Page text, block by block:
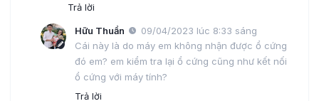
Trả lời
Hữu Thuần
09/04/2023 lúc 8:33 sáng
Cái này là do máy em không nhận được ổ cứng
đó em? em kiểm tra lại ổ cứng cũng như kết nối
ổ cứng với máy tính?
Trả lời